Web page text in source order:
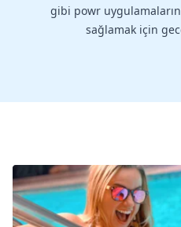
gibi powr
sağlamak için